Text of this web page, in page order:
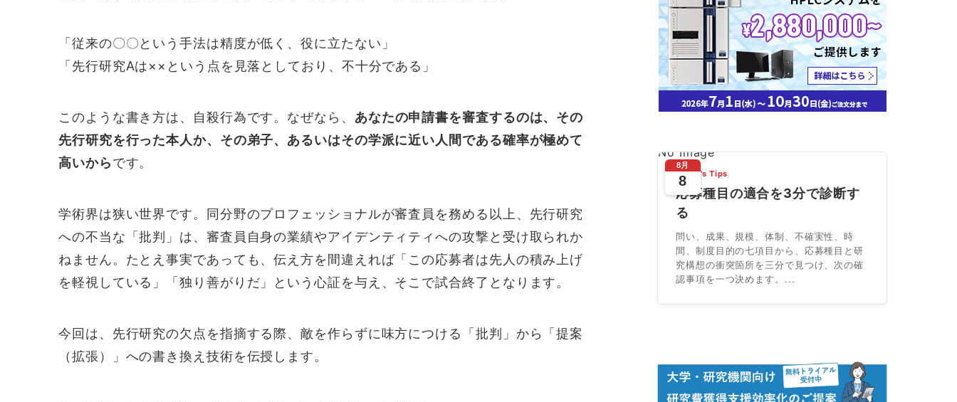
「従来の〇〇という手法は精度が低く、役に立たない」
「先行研究Aは××という点を見落としており、不十分である」
このような書き方は、自殺行為です。なぜなら、 あなたの申請書を審査するのは、その
先行研究を行った本人か、その弟子、あるいはその学派に近い人間である確率が極めて
高いからです。
学術界は狭い世界です。同分野のプロフェッショナルが審査員を務める以上、先行研究
への不当な「批判」は、審査員自身の業績やアイデンティティへの攻撃と受け取られか
ねません。たとえ事実であっても、伝え方を間違えれば「この応募者は先人の積み上げ
を軽視している」「独り善がりだ」という心証を与え、そこで試合終了となります。
今回は、先行研究の欠点を指摘する際、敵を作らずに味方につける「批判」から「提案
（拡張）」への書き換え技術を伝授します。
No Image
8月
8
Today's Tips
応募種目の適合を3分で診断す
る
問い、成果、規模、体制、不確実性、時
間、制度目的の七項目から、応募種目と研
究構想の衝突箇所を三分で見つけ、次の確
認事項を一つ決めます。...